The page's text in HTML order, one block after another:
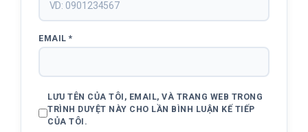
EMAIL*
LƯU TÊN CỦA TÔI, EMAIL, VÀ TRANG WEB TRONG
TRÌNH DUYỆT NÀY CHO LẦN BÌNH LUẬN KẾ TIẾP
CỦA TÔI.